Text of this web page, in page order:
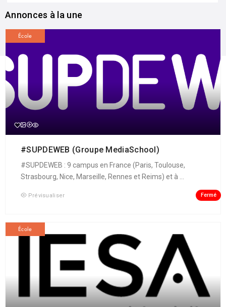
Annonces à la une
École
#SUPDEWEB (Groupe MediaSchool)
#SUPDEWEB : 9 campus en France (Paris, Toulouse,
Strasbourg, Nice, Marseille, Rennes et Reims) et à ...
Prévisualiser Fermé
École